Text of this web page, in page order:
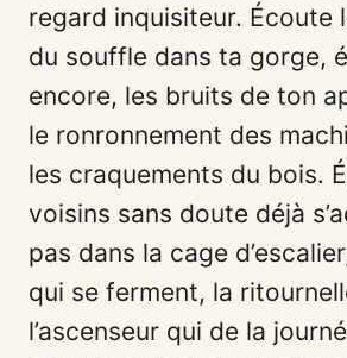
regard inquisiteur. Écoute
du souffle dans ta gorge,
encore, les bruits de ton
le ronronnement des
les craquements du bois.
voisins sans doute déjà
pas dans la cage
qui se ferment, la
l’ascenseur qui de la